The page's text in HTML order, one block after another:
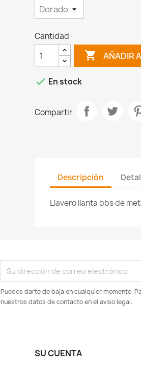
Cantidad
 AÑADIR
 En stock
Compartir
Descripción
Llavero llanta bbs de
Puedes darte de baja en cualquier momento.
nuestros datos de contacto en el aviso legal.
SU CUENTA